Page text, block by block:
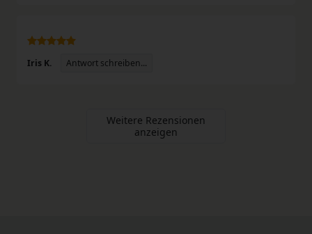
Iris K. Antwort schreiben...
Weitere Rezensionen
anzeigen